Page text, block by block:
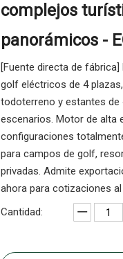
complejos
panorámicos -
[Fuente directa de
golf eléctricos de 4
todoterreno y estantes
escenarios. Motor de alta
configuraciones
para campos de golf,
privadas. Admite
ahora para cotizaciones
Cantidad: